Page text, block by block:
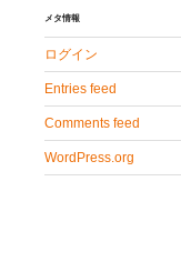
メタ情報
ログイン
Entries feed
Comments feed
WordPress.org